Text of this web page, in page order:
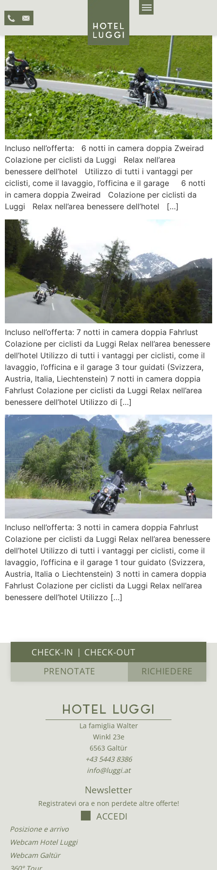
Incluso nell’offerta: 6 notti in camera doppia Zweirad
Colazione per ciclisti da Luggi Relax nell’area
benessere dell’hotel Utilizzo di tutti i vantaggi per
ciclisti, come il lavaggio, l’officina e il garage 6 notti
in camera doppia Zweirad Colazione per ciclisti da
Luggi Relax nell’area benessere dell’hotel […]
Incluso nell’offerta: 7 notti in camera doppia Fahrlust
Colazione per ciclisti da Luggi Relax nell’area benessere
dell’hotel Utilizzo di tutti i vantaggi per ciclisti, come il
lavaggio, l’officina e il garage 3 tour guidati (Svizzera,
Austria, Italia, Liechtenstein) 7 notti in camera doppia
Fahrlust Colazione per ciclisti da Luggi Relax nell’area
benessere dell’hotel Utilizzo di […]
Incluso nell’offerta: 3 notti in camera doppia Fahrlust
Colazione per ciclisti da Luggi Relax nell’area benessere
dell’hotel Utilizzo di tutti i vantaggi per ciclisti, come il
lavaggio, l’officina e il garage 1 tour guidato (Svizzera,
Austria, Italia o Liechtenstein) 3 notti in camera doppia
Fahrlust Colazione per ciclisti da Luggi Relax nell’area
benessere dell’hotel Utilizzo […]
PRENOTATE RICHIEDERE
HOTEL LUGGI
La famiglia Walter
Winkl 23e
6563 Galtür
+43 5443 8386
info@luggi.at
Newsletter
Registratevi ora e non perdete altre offerte!
ACCEDI
Posizione e arrivo
Webcam Hotel Luggi
Webcam Galtür
360° Tour